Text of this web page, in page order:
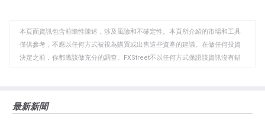
板
本頁面資訊包含前瞻性陳述，涉及風險和不確定性。本頁所介紹的市場和工具
僅供參考，不應以任何方式被視為購買或出售這些資產的建議。在做任何投資
決定之前，你都應該做充分的調查。FXStreet不以任何方式保證該資訊沒有錯
觀點，並不代表FXStreet或其廣告商的官方政策或立場。作者不對本頁連結的
最新新聞